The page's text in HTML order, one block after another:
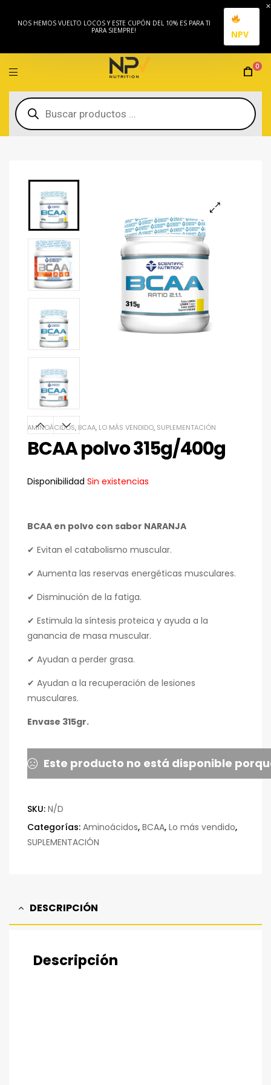
NOS HEMOS VUELTO LOCOS Y ESTE CUPÓN DEL 10% ES PARA TI
PARA SIEMPRE!
NPV
0
AMINOÁCIDOS, BCAA, LO MÁS VENDIDO, SUPLEMENTACIÓN
BCAA polvo 315g/400g
Disponibilidad Sin existencias
BCAA en polvo con sabor NARANJA
✔ Evitan el catabolismo muscular.
✔ Aumenta las reservas energéticas musculares.
✔ Disminución de la fatiga.
✔ Estimula la síntesis proteica y ayuda a la
ganancia de masa muscular.
✔ Ayudan a perder grasa.
✔ Ayudan a la recuperación de lesiones
musculares.
Envase 315gr.
Este producto no está disponible
SKU: N/D
Categorías: Aminoácidos, BCAA, Lo más vendido,
SUPLEMENTACIÓN
DESCRIPCIÓN
Descripción